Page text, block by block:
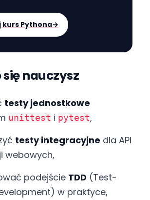
kurs Pythona→
się nauczysz
testy jednostkowe
unittest i pytest,
testy integracyjne dla API
webowych,
podejście TDD (Test-
w praktyce,